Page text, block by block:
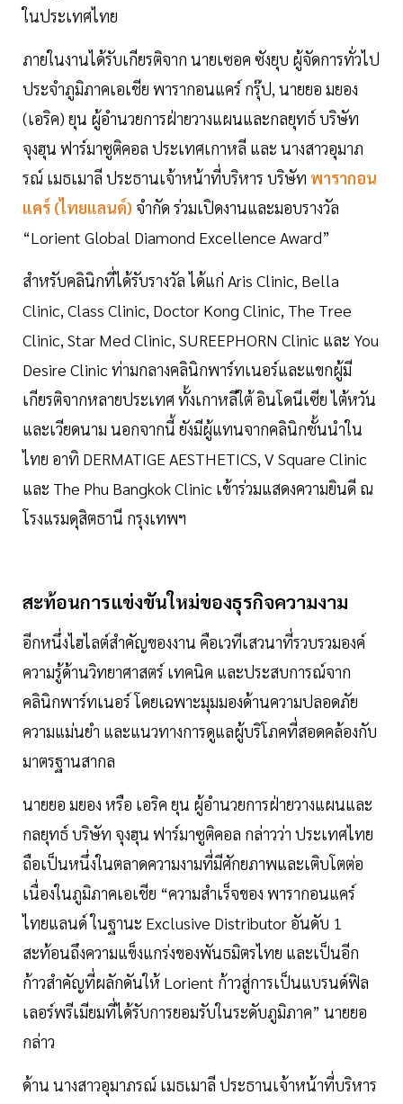
ในประเทศไทย
ภายในงานได้รับเกียรติจาก นายเซอค ซังยุบ ผู้จัดการทั่วไป
ประจำภูมิภาคเอเชีย พารากอนแคร์ กรุ๊ป, นายยอ มยอง
(เอริค) ยุน ผู้อำนวยการฝ่ายวางแผนและกลยุทธ์ บริษัท
จุงฮุน ฟาร์มาซูติคอล ประเทศเกาหลี และ นางสาวอุมาภ
รณ์ เมธเมาลี ประธานเจ้าหน้าที่บริหาร บริษัท พารากอน
แคร์ (ไทยแลนด์) จำกัด ร่วมเปิดงานและมอบรางวัล
“Lorient Global Diamond Excellence Award”
สำหรับคลินิกที่ได้รับรางวัล ได้แก่ Aris Clinic, Bella
Clinic, Class Clinic, Doctor Kong Clinic, The Tree
Clinic, Star Med Clinic, SUREEPHORN Clinic และ You
Desire Clinic ท่ามกลางคลินิกพาร์ทเนอร์และแขกผู้มี
เกียรติจากหลายประเทศ ทั้งเกาหลีใต้ อินโดนีเซีย ไต้หวัน
และเวียดนาม นอกจากนี้ ยังมีผู้แทนจากคลินิกชั้นนำใน
ไทย อาทิ DERMATIGE AESTHETICS, V Square Clinic
และ The Phu Bangkok Clinic เข้าร่วมแสดงความยินดี ณ
โรงแรมดุสิตธานี กรุงเทพฯ
สะท้อนการแข่งขันใหม่ของธุรกิจความงาม
อีกหนึ่งไฮไลต์สำคัญของงาน คือเวทีเสวนาที่รวบรวมองค์
ความรู้ด้านวิทยาศาสตร์ เทคนิค และประสบการณ์จาก
คลินิกพาร์ทเนอร์ โดยเฉพาะมุมมองด้านความปลอดภัย
ความแม่นยำ และแนวทางการดูแลผู้บริโภคที่สอดคล้องกับ
มาตรฐานสากล
นายยอ มยอง หรือ เอริค ยุน ผู้อำนวยการฝ่ายวางแผนและ
กลยุทธ์ บริษัท จุงฮุน ฟาร์มาซูติคอล กล่าวว่า ประเทศไทย
ถือเป็นหนึ่งในตลาดความงามที่มีศักยภาพและเติบโตต่อ
เนื่องในภูมิภาคเอเชีย “ความสำเร็จของ พารากอนแคร์
ไทยแลนด์ ในฐานะ Exclusive Distributor อันดับ 1
สะท้อนถึงความแข็งแกร่งของพันธมิตรไทย และเป็นอีก
ก้าวสำคัญที่ผลักดันให้ Lorient ก้าวสู่การเป็นแบรนด์ฟิล
เลอร์พรีเมียมที่ได้รับการยอมรับในระดับภูมิภาค” นายยอ
กล่าว
ด้าน นางสาวอุมาภรณ์ เมธเมาลี ประธานเจ้าหน้าที่บริหาร